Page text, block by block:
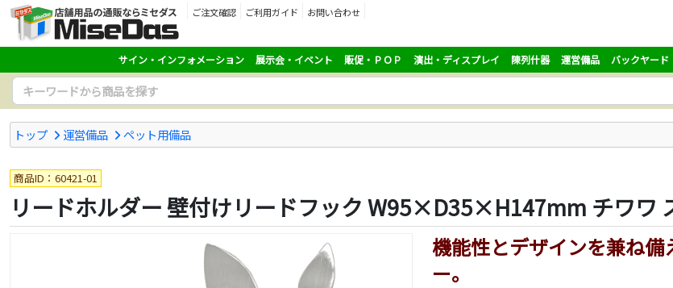
ご注文確認 ご利用ガイド
お問い合わせ
サイン・インフォメーション 展示会・イベント 販促・ＰＯＰ 演出・ディスプレイ 陳列什器 運営備品 バックヤード
トップ 運営備品 ペット用備品
商品ID：60421-01
リードホルダー 壁付けリードフック W95×D35×H147mm チワワ
機能性とデザインを兼ね備
ー。